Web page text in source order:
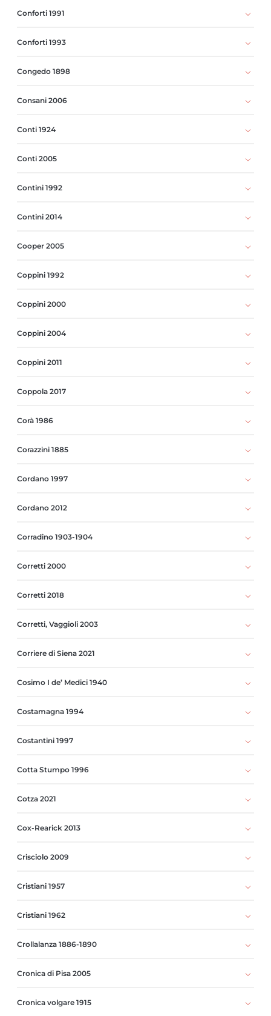
Conforti 1991
Conforti 1993
Congedo 1898
Consani 2006
Conti 1924
Conti 2005
Contini 1992
Contini 2014
Cooper 2005
Coppini 1992
Coppini 2000
Coppini 2004
Coppini 2011
Coppola 2017
Corà 1986
Corazzini 1885
Cordano 1997
Cordano 2012
Corradino 1903-1904
Corretti 2000
Corretti 2018
Corretti, Vaggioli 2003
Corriere di Siena 2021
Cosimo I de’ Medici 1940
Costamagna 1994
Costantini 1997
Cotta Stumpo 1996
Cotza 2021
Cox-Rearick 2013
Crisciolo 2009
Cristiani 1957
Cristiani 1962
Crollalanza 1886-1890
Cronica di Pisa 2005
Cronica volgare 1915